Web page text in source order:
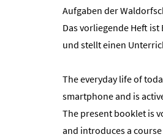
Aufgaben der
Das vorliegende Heft
und stellt einen
The everyday life of
smartphone and is
The present booklet is
and introduces a